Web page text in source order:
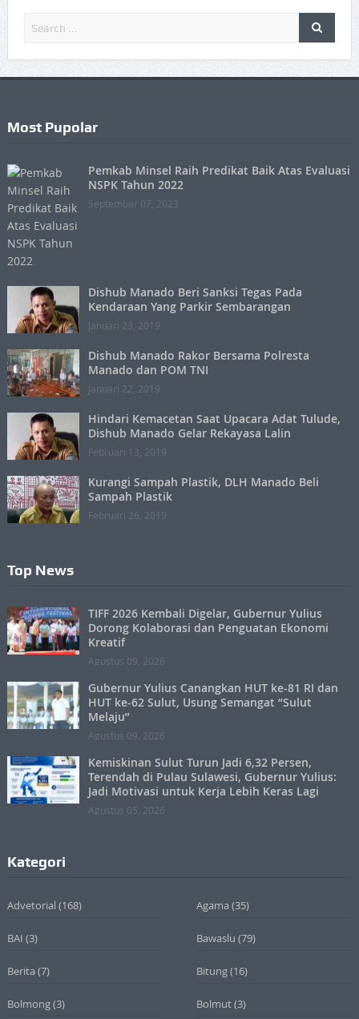
Most Pupolar
Pemkab Minsel Raih Predikat Baik Atas Evaluasi
NSPK Tahun 2022
September 07, 2023
Dishub Manado Beri Sanksi Tegas Pada
Kendaraan Yang Parkir Sembarangan
Januari 23, 2019
Dishub Manado Rakor Bersama Polresta
Manado dan POM TNI
Januari 22, 2019
Hindari Kemacetan Saat Upacara Adat Tulude,
Dishub Manado Gelar Rekayasa Lalin
Februari 13, 2019
Kurangi Sampah Plastik, DLH Manado Beli
Sampah Plastik
Februari 26, 2019
Top News
TIFF 2026 Kembali Digelar, Gubernur Yulius
Dorong Kolaborasi dan Penguatan Ekonomi
Kreatif
Agustus 09, 2026
Gubernur Yulius Canangkan HUT ke-81 RI dan
HUT ke-62 Sulut, Usung Semangat “Sulut
Melaju”
Agustus 09, 2026
Kemiskinan Sulut Turun Jadi 6,32 Persen,
Terendah di Pulau Sulawesi, Gubernur Yulius:
Jadi Motivasi untuk Kerja Lebih Keras Lagi
Agustus 05, 2026
Kategori
Advetorial (168) Agama (35)
BAI (3) Bawaslu (79)
Berita (7) Bitung(16)
Bolmong(3) Bolmut(3)